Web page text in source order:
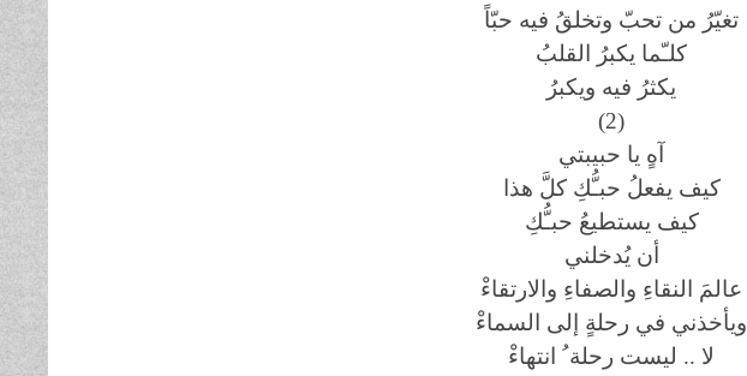
تغيّرُ من تحبّ وتخلقُ فيه حبّاً
كلـّما يكبرُ القلبُ
يكثرُ فيه ويكبرُ
(2)
آهٍ يا حبيبتي
كيف يفعلُ حبـُّكِ كلَّ هذا
كيف يستطيعُ حبـُّكِ
أن يُدخلني
عالمَ النقاءِ والصفاءِ والارتقاءْ
ويأخذني في رحلةٍ إلى السماءْ
لا .. ليست رحلة ُ انتهاءْ